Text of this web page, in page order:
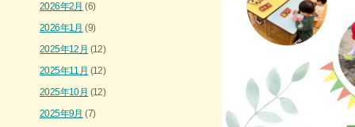
2026年2月 (6)
2026年1月 (9)
2025年12月 (12)
2025年11月 (12)
2025年10月 (12)
2025年9月 (7)